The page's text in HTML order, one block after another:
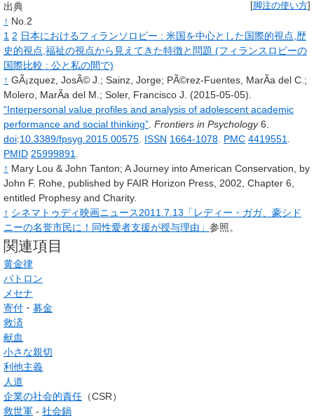
脚注の使い方
出典
↑ No.2
1 2 日本におけるフィランソロピー : 米国を中心とした国際的視点,歴
史的視点,福祉の視点から見えてきた特徴と問題 (フィランスロピーの
国際比較 : 公と私の間で)
↑ GÃ¡zquez, JosÃ© J.; Sainz, Jorge; PÃ©rez-Fuentes, MarÃ­a del C.;
Molero, MarÃ­a del M.; Soler, Francisco J. (2015-05-05).
“Interpersonal value profiles and analysis of adolescent academic
performance and social thinking”. Frontiers in Psychology 6.
doi:10.3389/fpsyg.2015.00575. ISSN 1664-1078. PMC 4419551.
PMID 25999891.
↑ Mary Lou & John Tanton; A Journey into American Conservation, by
John F. Rohe, published by FAIR Horizon Press, 2002, Chapter 6,
entitled Prophesy and Charity.
↑ シネマトゥディ映画ニュース2011.7.13「レディー・ガガ、豪シド
ニーの名誉市民に！同性愛者支援が授与理由」 参照。
関連項目
黄金律
パトロン
メセナ
寄付 ・ 募金
救済
献血
小さな親切
利他主義
人道
企業の社会的責任 （CSR）
救世軍 - 社会鍋